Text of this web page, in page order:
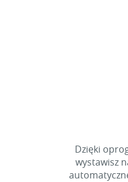
Dzięki
wystawisz